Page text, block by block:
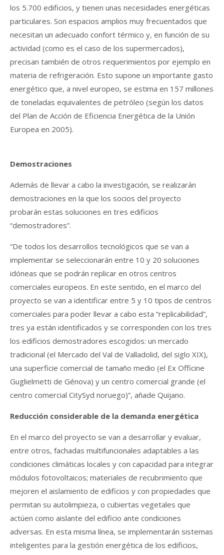
los 5.700 edificios, y tienen unas necesidades energéticas
particulares. Son espacios amplios muy frecuentados que
necesitan un adecuado confort térmico y, en función de su
actividad (como es el caso de los supermercados),
precisan también de otros requerimientos por ejemplo en
materia de refrigeración. Esto supone un importante gasto
energético que, a nivel europeo, se estima en 157 millones
de toneladas equivalentes de petróleo (según los datos
del Plan de Acción de Eficiencia Energética de la Unión
Europea en 2005).
Demostraciones
Además de llevar a cabo la investigación, se realizarán
demostraciones en la que los socios del proyecto
probarán estas soluciones en tres edificios
“demostradores”.
“De todos los desarrollos tecnológicos que se van a
implementar se seleccionarán entre 10 y 20 soluciones
idóneas que se podrán replicar en otros centros
comerciales europeos. En este sentido, en el marco del
proyecto se van a identificar entre 5 y 10 tipos de centros
comerciales para poder llevar a cabo esta “replicabilidad”,
tres ya están identificados y se corresponden con los tres
los edificios demostradores escogidos: un mercado
tradicional (el Mercado del Val de Valladolid, del siglo XIX),
una superficie comercial de tamaño medio (el Ex Officine
Guglielmetti de Génova) y un centro comercial grande (el
centro comercial CitySyd noruego)”, añade Quijano.
Reducción considerable de la demanda energética
En el marco del proyecto se van a desarrollar y evaluar,
entre otros, fachadas multifuncionales adaptables a las
condiciones climáticas locales y con capacidad para integrar
módulos fotovoltaicos; materiales de recubrimiento que
mejoren el aislamiento de edificios y con propiedades que
permitan su autolimpieza, o cubiertas vegetales que
actúen como aislante del edificio ante condiciones
adversas. En esta misma línea, se implementarán sistemas
inteligentes para la gestión energética de los edificios,